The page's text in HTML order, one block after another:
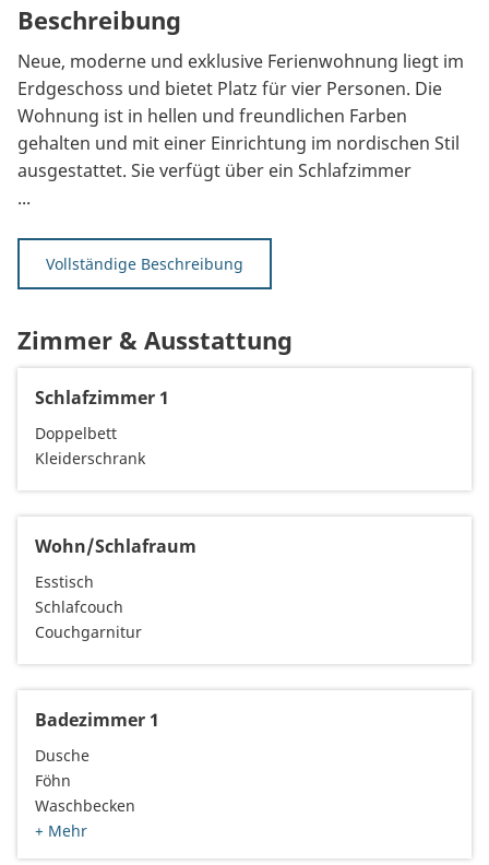
Beschreibung
Neue, moderne und exklusive Ferienwohnung liegt im
Erdgeschoss und bietet Platz für vier Personen. Die
Wohnung ist in hellen und freundlichen Farben
gehalten und mit einer Einrichtung im nordischen Stil
ausgestattet. Sie verfügt über ein Schlafzimmer
...
Vollständige Beschreibung
Zimmer & Ausstattung
Schlafzimmer 1
Doppelbett
Kleiderschrank
Wohn/Schlafraum
Esstisch
Schlafcouch
Couchgarnitur
Badezimmer 1
Dusche
Föhn
Waschbecken
+ Mehr